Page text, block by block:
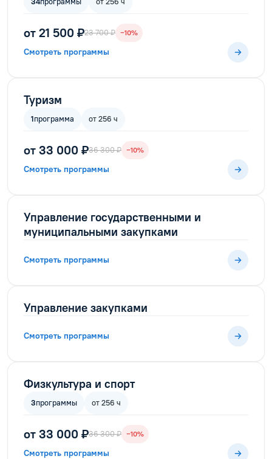
от 21 500 ₽23 700 ₽ −10%
Смотреть программы
Туризм
1программа от 256 ч
от 33 000 ₽36 300 ₽ −10%
Смотреть программы
Управление государственными и
муниципальными закупками
Смотреть программы
Управление закупками
Смотреть программы
Физкультура и спорт
3программы от 256 ч
от 33 000 ₽36 300 ₽ −10%
Смотреть программы